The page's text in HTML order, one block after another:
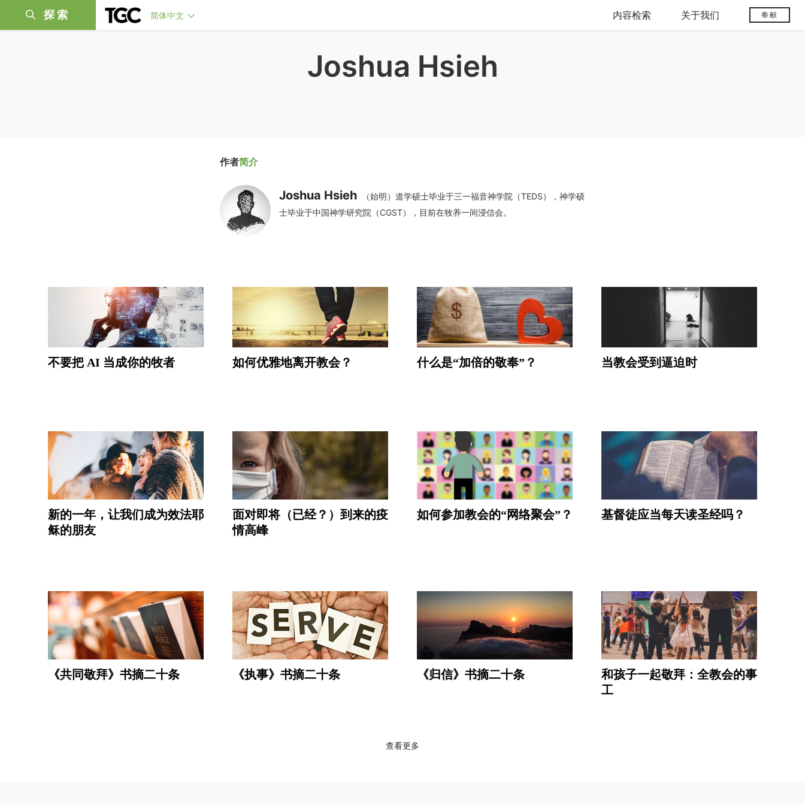
探索 简体中文 内容检索 关于我们 奉献
Joshua Hsieh
作者简介
Joshua Hsieh
（始明）道学硕士毕业于三一福音神学院（TEDS），神学硕
士毕业于中国神学研究院（CGST），目前在牧养一间浸信会。
不要把 AI 当成你的牧者 如何优雅地离开教会？ 什么是“加倍的敬奉”？ 当教会受到逼迫时
新的一年，让我们成为效法耶
稣的朋友
面对即将（已经？）到来的疫
情高峰
如何参加教会的“网络聚会”？ 基督徒应当每天读圣经吗？
《共同敬拜》书摘二十条 《执事》书摘二十条 《归信》书摘二十条
和孩子一起敬拜：全教会的事
工
查看更多